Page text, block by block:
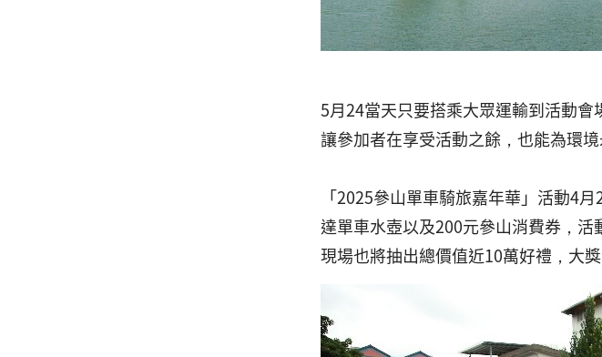
5月24當天只要搭乘大眾運輸到活動
讓參加者在享受活動之餘，也能為環
「2025參山單車騎旅嘉年華」活動4
達單車水壺以及200元參山消費券，
現場也將抽出總價值近10萬好禮，大